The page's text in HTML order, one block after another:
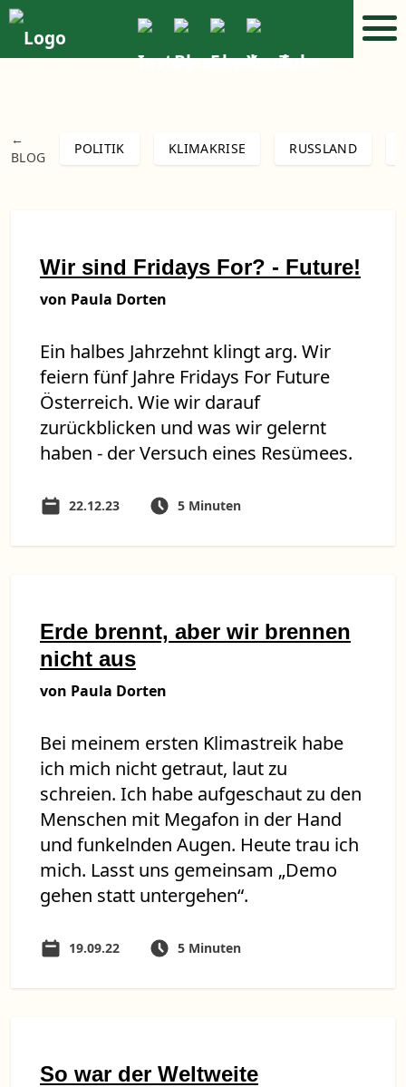
←
BLOG
POLITIK KLIMAKRISE RUSSLAND
Wir sind Fridays For? - Future!
von Paula Dorten
Ein halbes Jahrzehnt klingt arg. Wir
feiern fünf Jahre Fridays For Future
Österreich. Wie wir darauf
zurückblicken und was wir gelernt
haben - der Versuch eines Resümees.
22.12.23 5 Minuten
Erde brennt, aber wir brennen
nicht aus
von Paula Dorten
Bei meinem ersten Klimastreik habe
ich mich nicht getraut, laut zu
schreien. Ich habe aufgeschaut zu den
Menschen mit Megafon in der Hand
und funkelnden Augen. Heute trau ich
mich. Lasst uns gemeinsam „Demo
gehen statt untergehen“.
19.09.22 5 Minuten
So war der Weltweite